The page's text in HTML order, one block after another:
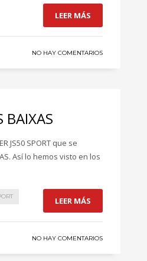
LEER MÁS
NO HAY COMENTARIOS
BAIXAS
JS50 SPORT que se
Así lo hemos visto en los
LEER MÁS
NO HAY COMENTARIOS